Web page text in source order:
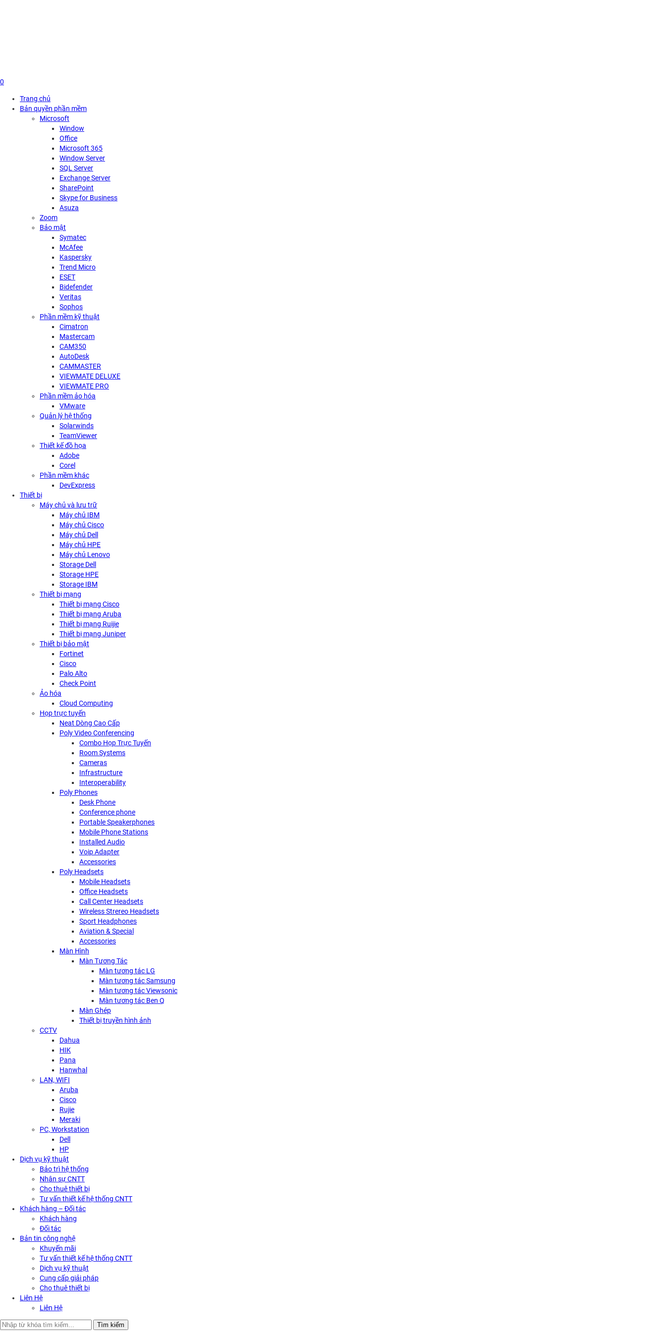
0
Trang chủ
Bản quyền phần mềm
Microsoft
Window
Office
Microsoft 365
Window Server
SQL Server
Exchange Server
SharePoint
Skype for Business
Asuza
Zoom
Bảo mật
Symatec
McAfee
Kaspersky
Trend Micro
ESET
Bidefender
Veritas
Sophos
Phần mềm kỹ thuật
Cimatron
Mastercam
CAM350
AutoDesk
CAMMASTER
VIEWMATE DELUXE
VIEWMATE PRO
Phần mềm ảo hóa
VMware
Quản lý hệ thống
Solarwinds
TeamViewer
Thiết kế đồ họa
Adobe
Corel
Phần mềm khác
DevExpress
Thiết bị
Máy chủ và lưu trữ
Máy chủ IBM
Máy chủ Cisco
Máy chủ Dell
Máy chủ HPE
Máy chủ Lenovo
Storage Dell
Storage HPE
Storage IBM
Thiết bị mạng
Thiết bị mạng Cisco
Thiết bị mạng Aruba
Thiết bị mạng Ruijie
Thiết bị mạng Juniper
Thiết bị bảo mật
Fortinet
Cisco
Palo Alto
Check Point
Ảo hóa
Cloud Computing
Họp trực tuyến
Neat Dòng Cao Cấp
Poly Video Conferencing
Combo Họp Trực Tuyến
Room Systems
Cameras
Infrastructure
Interoperability
Poly Phones
Desk Phone
Conference phone
Portable Speakerphones
Mobile Phone Stations
Installed Audio
Voip Adapter
Accessories
Poly Headsets
Mobile Headsets
Office Headsets
Call Center Headsets
Wireless Strereo Headsets
Sport Headphones
Aviation & Special
Accessories
Màn Hình
Màn Tương Tác
Màn tương tác LG
Màn tương tác Samsung
Màn tương tác Viewsonic
Màn tương tác Ben Q
Màn Ghép
Thiết bị truyền hình ảnh
CCTV
Dahua
HIK
Pana
Hanwhal
LAN, WIFI
Aruba
Cisco
Rujie
Meraki
PC, Workstation
Dell
HP
Dịch vụ kỹ thuật
Bảo trì hệ thống
Nhân sự CNTT
Cho thuê thiết bị
Tư vấn thiết kế hệ thống CNTT
Khách hàng – Đối tác
Khách hàng
Đối tác
Bản tin công nghệ
Khuyến mãi
Tư vấn thiết kế hệ thống CNTT
Dịch vụ kỹ thuật
Cung cấp giải pháp
Cho thuê thiết bị
Liên Hệ
Liên Hệ
Search
Tìm kiếm